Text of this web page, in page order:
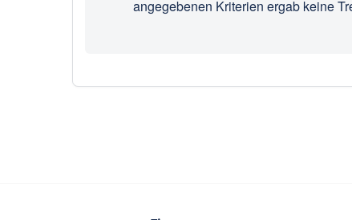
angegebenen Kriterien ergab keine